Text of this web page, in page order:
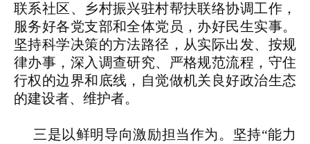
联系社区、乡村振兴驻村帮扶联络协调工作，
服务好各党支部和全体党员，办好民生实事。
坚持科学决策的方法路径，从实际出发、按规
律办事，深入调查研究、严格规范流程，守住
行权的边界和底线，自觉做机关良好政治生态
的建设者、维护者。
三是以鲜明导向激励担当作为。
坚持“能力